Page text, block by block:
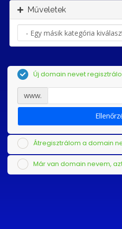
Műveletek
Új domain nevet
www.
Átregisztrálom a domain
Már van domain nevem,